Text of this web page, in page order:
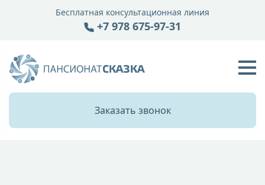
Бесплатная консультационная линия
+7 978 675-97-31
Заказать звонок